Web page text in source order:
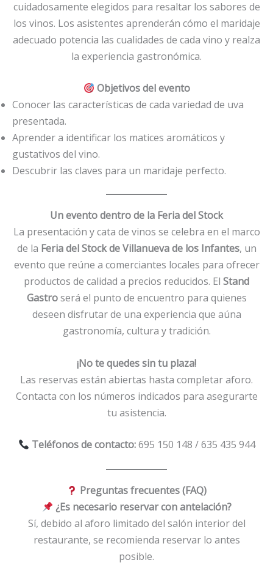
cuidadosamente elegidos para resaltar los sabores de
los vinos. Los asistentes aprenderán cómo el maridaje
adecuado potencia las cualidades de cada vino y realza
la experiencia gastronómica.
Objetivos del evento
Conocer las características de cada variedad de uva
presentada.
Aprender a identificar los matices aromáticos y
gustativos del vino.
Descubrir las claves para un maridaje perfecto.
Un evento dentro de la Feria del Stock
La presentación y cata de vinos se celebra en el marco
de la Feria del Stock de Villanueva de los Infantes, un
evento que reúne a comerciantes locales para ofrecer
productos de calidad a precios reducidos. El Stand
Gastroserá el punto de encuentro para quienes
deseen disfrutar de una experiencia que aúna
gastronomía, cultura y tradición.
¡No te quedes sin tu plaza!
Las reservas están abiertas hasta completar aforo.
Contacta con los números indicados para asegurarte
tu asistencia.
Teléfonos de contacto:695 150 148 / 635 435 944
Preguntas frecuentes (FAQ)
¿Es necesario reservar con antelación?
Sí, debido al aforo limitado del salón interior del
restaurante, se recomienda reservar lo antes
posible.